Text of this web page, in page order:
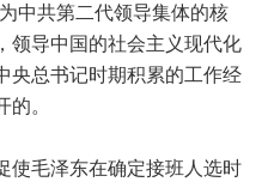
中共第二代领导集体的核
领导中国的社会主义现代化
央总书记时期积累的工作经
的。
毛泽东在确定接班人选时